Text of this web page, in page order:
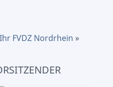
Ihr FVDZ Nordrhein »